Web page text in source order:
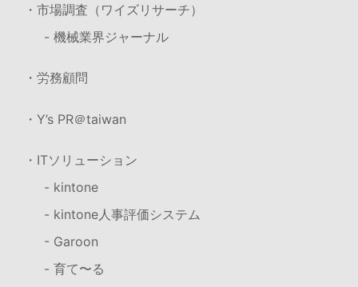
・市場調査（ワイズリサーチ）
- 機械業界ジャーナル
・労務顧問
・Y’s PR＠taiwan
・ITソリューション
- kintone
- kintone人事評価システム
- Garoon
- 育て〜る